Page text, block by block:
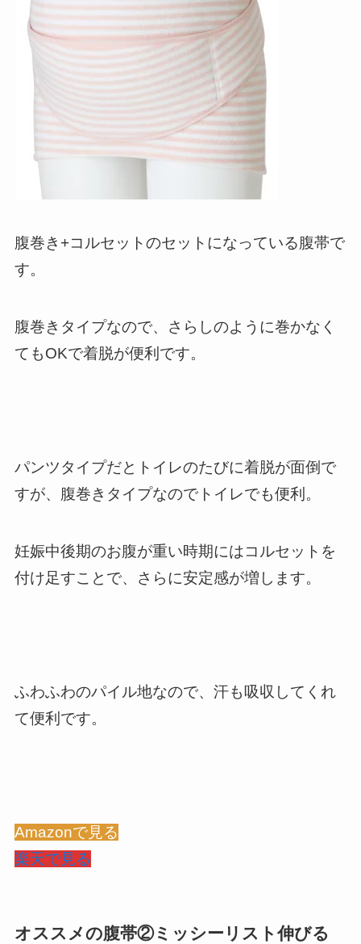
腹巻き+コルセットのセットになっている腹帯で
す。
腹巻きタイプなので、さらしのように巻かなく
てもOKで着脱が便利です。
パンツタイプだとトイレのたびに着脱が面倒で
すが、腹巻きタイプなのでトイレでも便利。
妊娠中後期のお腹が重い時期にはコルセットを
付け足すことで、さらに安定感が増します。
ふわふわのパイル地なので、汗も吸収してくれ
て便利です。
Amazonで見る
楽天で見る
オススメの腹帯②ミッシーリスト伸びる